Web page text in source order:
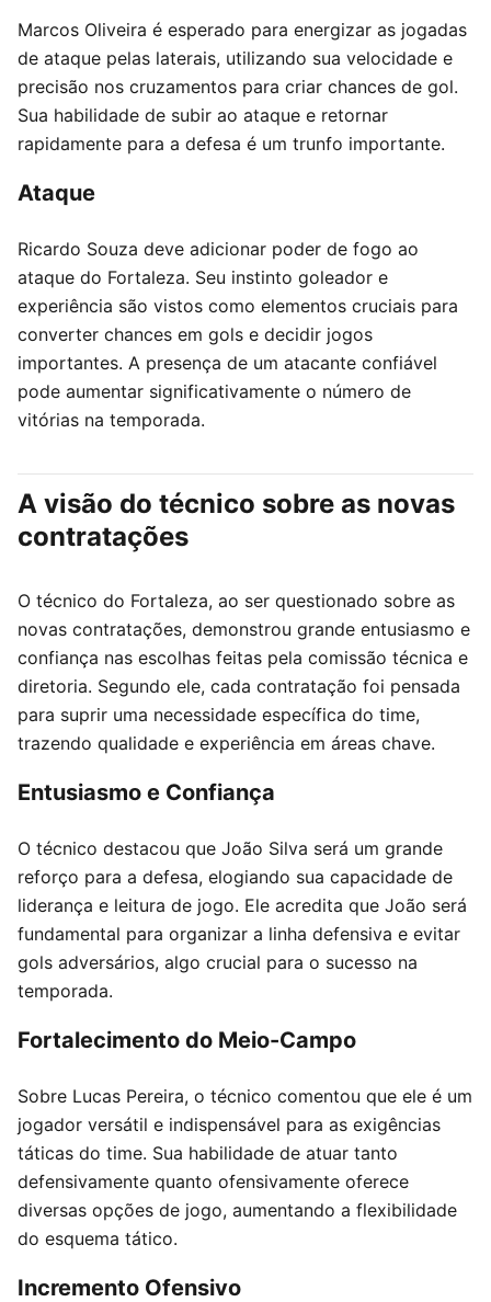
Marcos Oliveira é esperado para energizar as jogadas
de ataque pelas laterais, utilizando sua velocidade e
precisão nos cruzamentos para criar chances de gol.
Sua habilidade de subir ao ataque e retornar
rapidamente para a defesa é um trunfo importante.
Ataque
Ricardo Souza deve adicionar poder de fogo ao
ataque do Fortaleza. Seu instinto goleador e
experiência são vistos como elementos cruciais para
converter chances em gols e decidir jogos
importantes. A presença de um atacante confiável
pode aumentar significativamente o número de
vitórias na temporada.
A visão do técnico sobre as novas
contratações
O técnico do Fortaleza, ao ser questionado sobre as
novas contratações, demonstrou grande entusiasmo e
confiança nas escolhas feitas pela comissão técnica e
diretoria. Segundo ele, cada contratação foi pensada
para suprir uma necessidade específica do time,
trazendo qualidade e experiência em áreas chave.
Entusiasmo e Confiança
O técnico destacou que João Silva será um grande
reforço para a defesa, elogiando sua capacidade de
liderança e leitura de jogo. Ele acredita que João será
fundamental para organizar a linha defensiva e evitar
gols adversários, algo crucial para o sucesso na
temporada.
Fortalecimento do Meio-Campo
Sobre Lucas Pereira, o técnico comentou que ele é um
jogador versátil e indispensável para as exigências
táticas do time. Sua habilidade de atuar tanto
defensivamente quanto ofensivamente oferece
diversas opções de jogo, aumentando a flexibilidade
do esquema tático.
Incremento Ofensivo